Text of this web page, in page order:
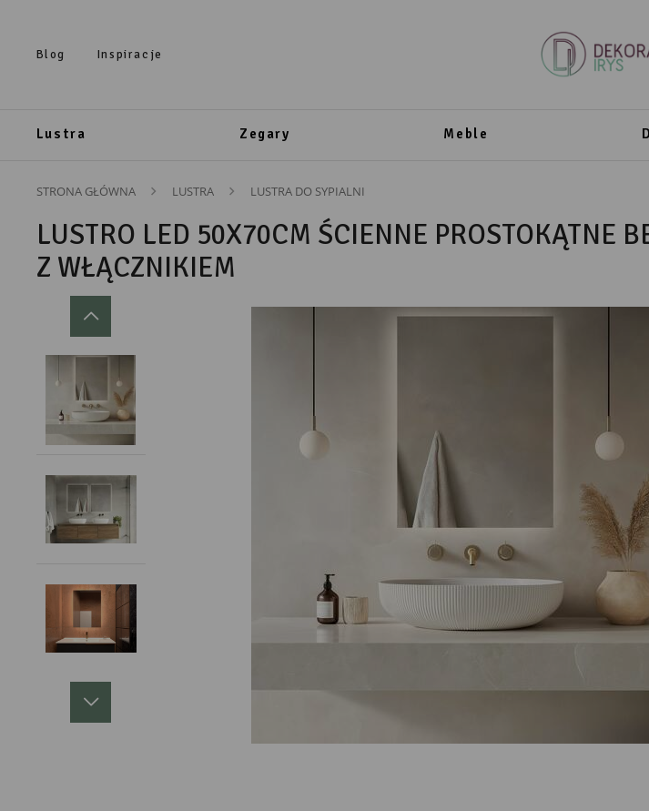
Blog Inspiracje
Lustra Zegary Meble
STRONA GŁÓWNA LUSTRA LUSTRA DO SYPIALNI
LUSTRO LED 50X70CM ŚCIENNE PROSTOKĄTNE
Z WŁĄCZNIKIEM